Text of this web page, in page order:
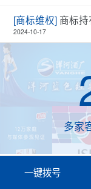
一键拨号
[商标维权] 商标
2024-10-17
多家